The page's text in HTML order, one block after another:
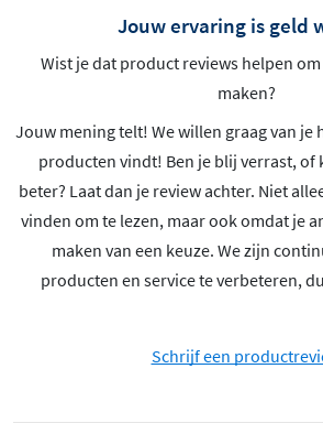
Jouw ervaring is geld
Wist je dat product reviews helpen
maken?
Jouw mening telt! We willen graag van je
producten vindt! Ben je blij verrast, of
beter? Laat dan je review achter. Niet
vinden om te lezen, maar ook omdat je
maken van een keuze. We zijn
producten en service te verbeteren,
Schrijf een